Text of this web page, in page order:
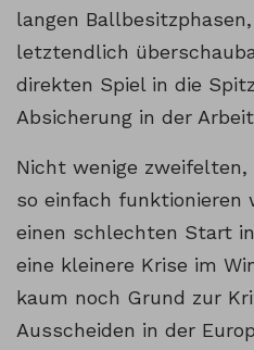
langen
letztendlich
direkten Spiel in die
Absicherung in der
Nicht wenige
so einfach funktionieren
einen schlechten Start
eine kleinere Krise im
kaum noch Grund zur
Ausscheiden in der